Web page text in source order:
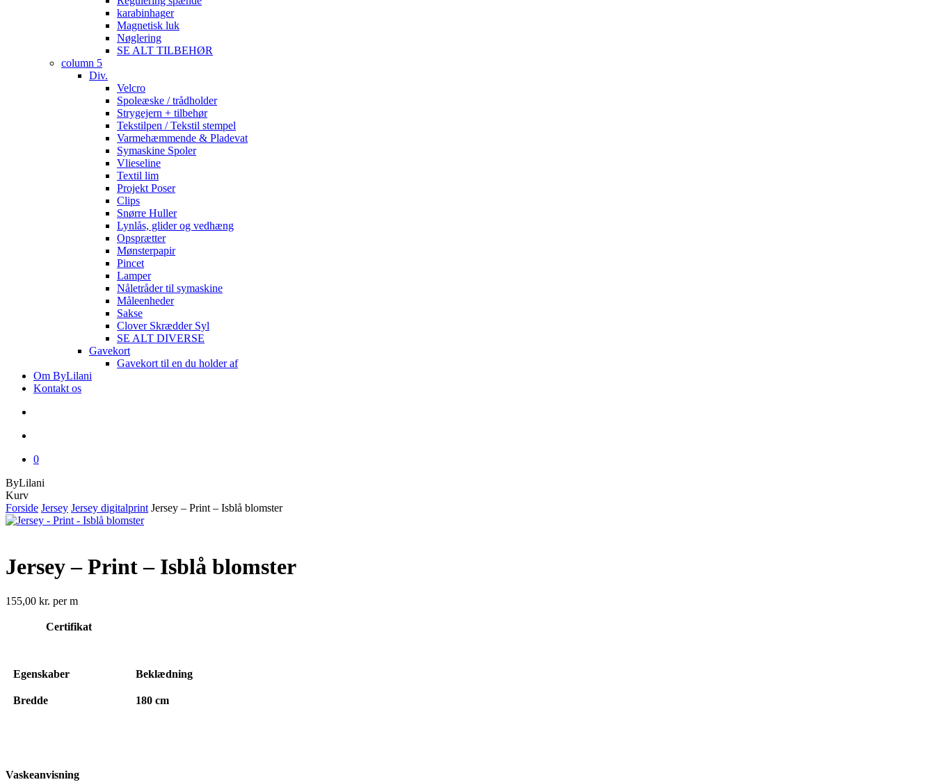
karabinhager
Magnetisk luk
Nøglering
SE ALT TILBEHØR
column 5
Div.
Velcro
Spoleæske / trådholder
Strygejern + tilbehør
Tekstilpen / Tekstil stempel
Varmehæmmende & Pladevat
Symaskine Spoler
Vlieseline
Textil lim
Projekt Poser
Clips
Snørre Huller
Lynlås, glider og vedhæng
Opsprætter
Mønsterpapir
Pincet
Lamper
Nåletråder til symaskine
Måleenheder
Sakse
Clover Skrædder Syl
SE ALT DIVERSE
Gavekort
Gavekort til en du holder af
Om ByLilani
Kontakt os
0
ByLilani
KurvClose
Cart
Forside Jersey Jersey digitalprint Jersey – Print – Isblå blomster
Jersey – Print – Isblå blomster
155,00 kr. per m
Certifikat
Egenskaber Beklædning
Bredde 180 cm
Vaskeanvisning